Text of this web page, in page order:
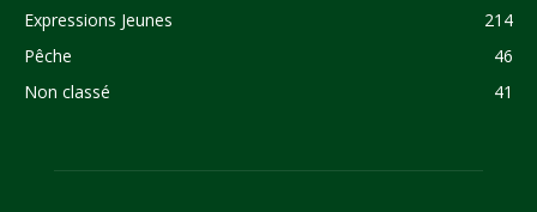
Expressions Jeunes
214
Pêche
46
Non classé
41